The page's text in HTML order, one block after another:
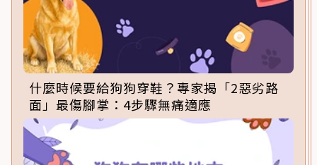
什麼時候要給狗狗穿鞋？專家揭「2惡劣路
面」最傷腳掌：4步驟無痛適應